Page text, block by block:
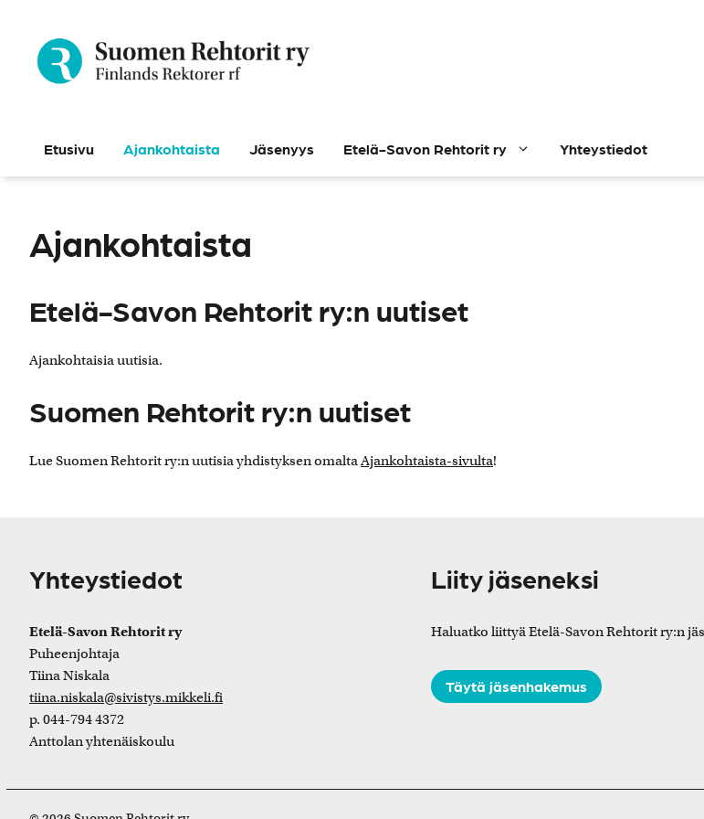
Etusivu Ajankohtaista Jäsenyys Etelä-Savon Rehtorit ry Yhteystiedot
Ajankohtaista
Etelä-Savon Rehtorit ry:n uutiset
Ajankohtaisia uutisia.
Suomen Rehtorit ry:n uutiset
Lue Suomen Rehtorit ry:n uutisia yhdistyksen omalta Ajankohtaista-sivulta!
Yhteystiedot
Etelä-Savon Rehtorit ry
Puheenjohtaja
Tiina Niskala
tiina.niskala@sivistys.mikkeli.fi
p. 044-794 4372
Anttolan yhtenäiskoulu
Liity jäseneksi
Haluatko liittyä Etelä-Savon Rehtorit ry:n
Täytä jäsenhakemus